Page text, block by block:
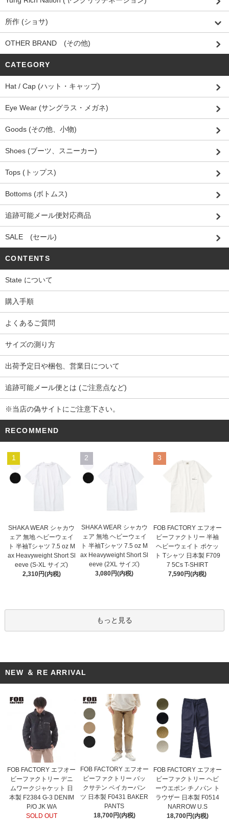
所作 (ショサ)
OTHER BRAND (その他)
CATEGORY
Hat / Cap (ハット・キャップ)
Eye Wear (サングラス・メガネ)
Goods (その他、小物)
Shoes (ブーツ、スニーカー)
Tops (トップス)
Bottoms (ボトムス)
追跡可能メール便対応商品
SALE (セール)
CONTENTS
State について
購入手順
よくあるご質問
サイズの測り方
出荷予定日や梱包、営業日について
追跡可能メール便とは (ご注意点など)
※当店の偽サイトにご注意下さい。
RECOMMEND
1
SHAKA WEAR シャカウ
ェア 無地 ヘビーウェイ
ト 半袖Tシャツ 7.5 oz M
ax Heavyweight Short Sl
eeve (S-XL サイズ)
2,310円(内税)
2
SHAKA WEAR シャカウ
ェア 無地 ヘビーウェイ
ト 半袖Tシャツ 7.5 oz M
ax Heavyweight Short Sl
eeve (2XL サイズ)
3,080円(内税)
3
FOB FACTORY エフオー
ビーファクトリー 半袖
ヘビーウェイト ポケッ
ト Tシャツ 日本製 F709
7 5Cs T-SHIRT
7,590円(内税)
もっと見る
NEW ＆ RE ARRIVAL
FOB FACTORY エフオー
ビーファクトリー デニ
ムワークジャケット 日
本製 F2384 G-3 DENIM
P/O JK WA
SOLD OUT
FOB FACTORY エフオー
ビーファクトリー バッ
クサテン ベイカーパン
ツ 日本製 F0431 BAKER
PANTS
18,700円(内税)
FOB FACTORY エフオー
ビーファクトリー ヘビ
ーウエポン チノパン ト
ラウザー 日本製 F0514
NARROW U.S
18,700円(内税)